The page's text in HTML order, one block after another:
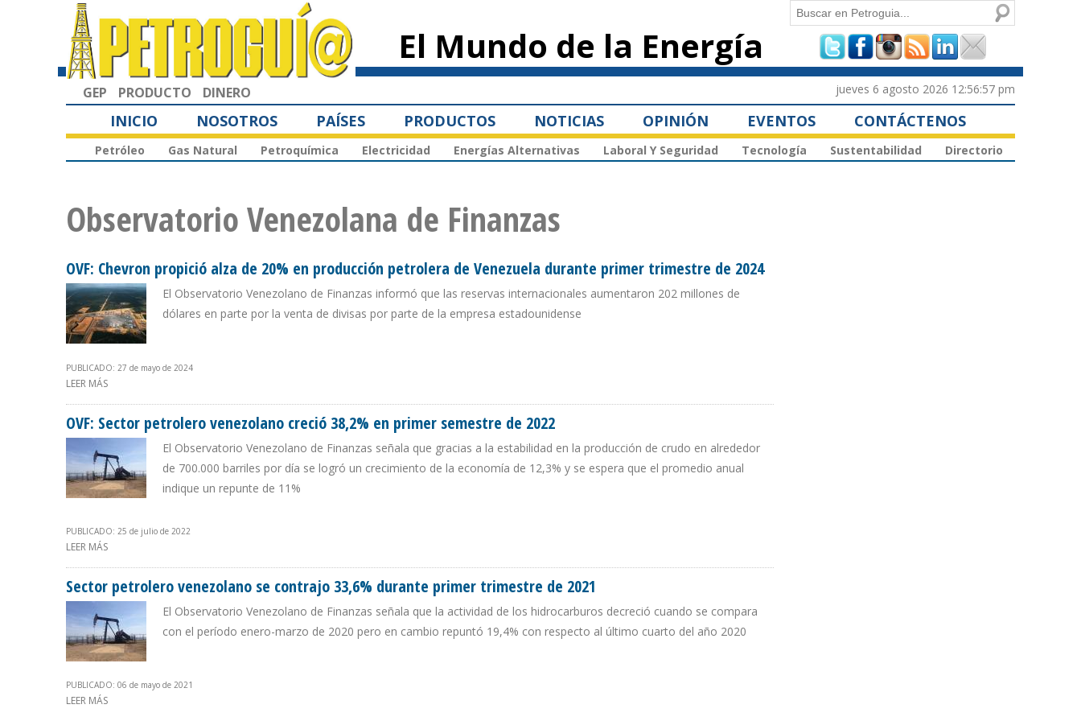
principal
El Mundo de la Energía
Formulario de
búsqueda
Buscar
GEP PRODUCTO DINERO jueves 6 agosto 2026 12:56:57 pm
INICIO NOSOTROS PAÍSES PRODUCTOS NOTICIAS OPINIÓN EVENTOS CONTÁCTENOS
Petróleo Gas Natural Petroquímica Electricidad Energías Alternativas Laboral Y Seguridad Tecnología Sustentabilidad Directorio
Observatorio Venezolana de Finanzas
OVF: Chevron propició alza de 20% en producción petrolera de Venezuela durante primer trimestre de 2024
El Observatorio Venezolano de Finanzas informó que las reservas internacionales aumentaron 202 millones de
dólares en parte por la venta de divisas por parte de la empresa estadounidense
PUBLICADO: 27 de mayo de 2024
LEER MÁS
OVF: Sector petrolero venezolano creció 38,2% en primer semestre de 2022
El Observatorio Venezolano de Finanzas señala que gracias a la estabilidad en la producción de crudo en alrededor
de 700.000 barriles por día se logró un crecimiento de la economía de 12,3% y se espera que el promedio anual
indique un repunte de 11%
PUBLICADO: 25 de julio de 2022
LEER MÁS
Sector petrolero venezolano se contrajo 33,6% durante primer trimestre de 2021
El Observatorio Venezolano de Finanzas señala que la actividad de los hidrocarburos decreció cuando se compara
con el período enero-marzo de 2020 pero en cambio repuntó 19,4% con respecto al último cuarto del año 2020
PUBLICADO: 06 de mayo de 2021
LEER MÁS